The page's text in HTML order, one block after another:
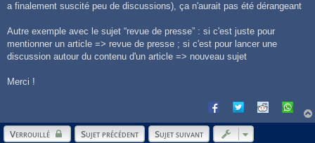
a finalement suscité peu de discussions), ça n'aurait pas été dérangeant
Autre exemple avec le sujet “revue de presse” : si c'est juste pour
mentionner un article => revue de presse ; si c'est pour lancer une
discussion autour du contenu d'un article => nouveau sujet
Merci !
Verrouillé Sujet précédent Sujet suivant